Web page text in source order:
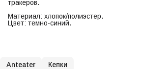
тракеров.
Материал: хлопок/полиэстер.
Цвет: темно-синий.
Anteater Кепки